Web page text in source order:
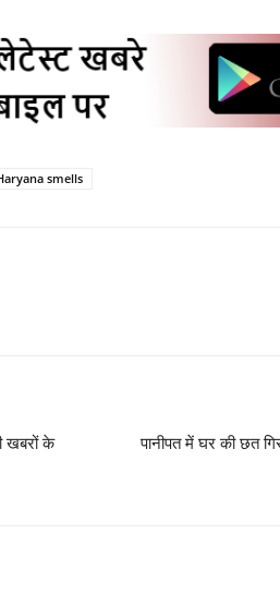
smells
खबरों के
पानीपत में घर की छत